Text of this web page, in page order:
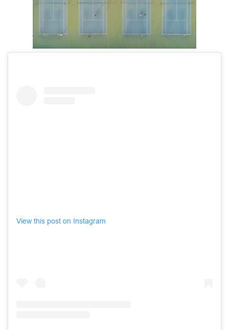
View this post on Instagram